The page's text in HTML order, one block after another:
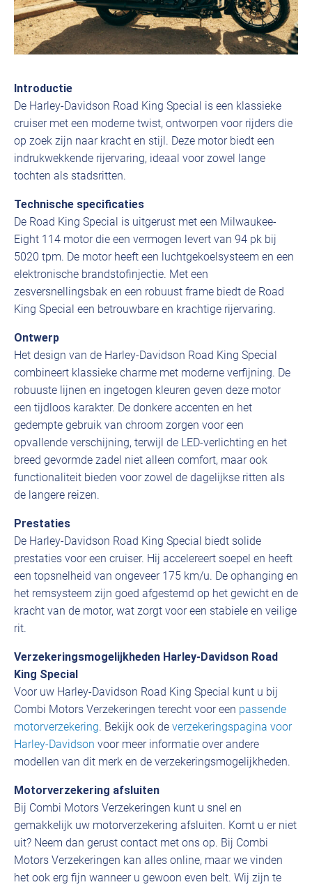
Introductie
De Harley-Davidson Road King Special is een klassieke
cruiser met een moderne twist, ontworpen voor rijders die
op zoek zijn naar kracht en stijl. Deze motor biedt een
indrukwekkende rijervaring, ideaal voor zowel lange
tochten als stadsritten.
Technische specificaties
De Road King Special is uitgerust met een Milwaukee-
Eight 114 motor die een vermogen levert van 94 pk bij
5020 tpm. De motor heeft een luchtgekoelsysteem en een
elektronische brandstofinjectie. Met een
zesversnellingsbak en een robuust frame biedt de Road
King Special een betrouwbare en krachtige rijervaring.
Ontwerp
Het design van de Harley-Davidson Road King Special
combineert klassieke charme met moderne verfijning. De
robuuste lijnen en ingetogen kleuren geven deze motor
een tijdloos karakter. De donkere accenten en het
gedempte gebruik van chroom zorgen voor een
opvallende verschijning, terwijl de LED-verlichting en het
breed gevormde zadel niet alleen comfort, maar ook
functionaliteit bieden voor zowel de dagelijkse ritten als
de langere reizen.
Prestaties
De Harley-Davidson Road King Special biedt solide
prestaties voor een cruiser. Hij accelereert soepel en heeft
een topsnelheid van ongeveer 175 km/u. De ophanging en
het remsysteem zijn goed afgestemd op het gewicht en de
kracht van de motor, wat zorgt voor een stabiele en veilige
rit.
Verzekeringsmogelijkheden Harley-Davidson Road
King Special
Voor uw Harley-Davidson Road King Special kunt u bij
Combi Motors Verzekeringen terecht voor een passende
motorverzekering. Bekijk ook de verzekeringspagina voor
Harley-Davidson voor meer informatie over andere
modellen van dit merk en de verzekeringsmogelijkheden.
Motorverzekering afsluiten
Bij Combi Motors Verzekeringen kunt u snel en
gemakkelijk uw motorverzekering afsluiten. Komt u er niet
uit? Neem dan gerust contact met ons op. Bij Combi
Motors Verzekeringen kan alles online, maar we vinden
het ook erg fijn wanneer u gewoon even belt. Wij zijn te